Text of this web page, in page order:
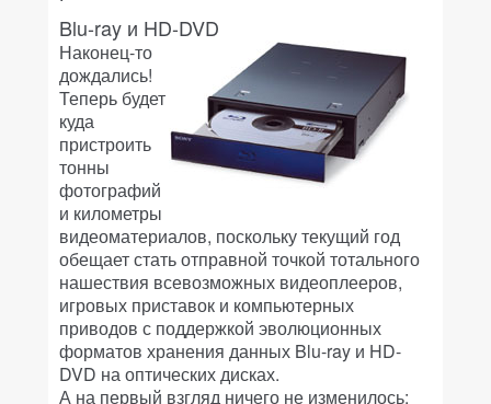
Blu-ray и HD-DVD
Наконец-то
дождались!
Теперь будет
куда
пристроить
тонны
фотографий
и километры
видеоматериалов, поскольку текущий год
обещает стать отправной точкой тотального
нашествия всевозможных видеоплееров,
игровых приставок и компьютерных
приводов с поддержкой эволюционных
форматов хранения данных Blu-ray и HD-
DVD на оптических дисках.
А на первый взгляд ничего не изменилось: